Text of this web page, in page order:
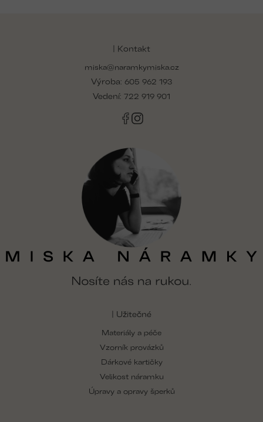
| Kontakt
miska@naramkymiska.cz
Výroba: 605 962 193
Vedení: 722 919 901
| Užitečné
Materiály a péče
Vzorník provázků
Dárkové kartičky
Velikost náramku
Úpravy a opravy šperků